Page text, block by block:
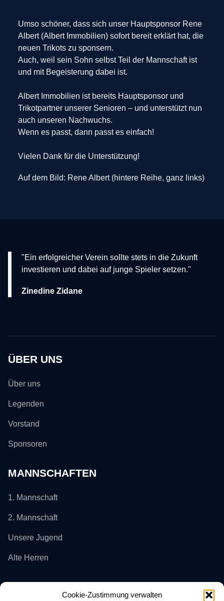
Cookie-Zustimmung verwalten
Umso schöner, dass sich unser Hauptsponsor Rene
Albert (Albert Immobilien) sofort bereit erklärt hat, die
neuen Trikots zu sponsern.
Auch, weil sein Sohn selbst Teil der Mannschaft ist
und mit Begeisterung dabei ist.
Albert Immobilien ist bereits Hauptsponsor und
Trikotpartner unserer Senioren – und unterstützt nun
auch unseren Nachwuchs.
Wenn es passt, dann passt es einfach!
Vielen Dank für die Unterstützung!
Auf dem Bild: Rene Albert (hintere Reihe, ganz links)
"Ein erfolgreicher Verein sollte stets in die Zukunft
investieren und dabei auf junge Spieler setzen."
Zinedine Zidane
ÜBER UNS
Über uns
Legenden
Vorstand
Sponsoren
MANNSCHAFTEN
1. Mannschaft
2. Mannschaft
Unsere Jugend
Alte Herren